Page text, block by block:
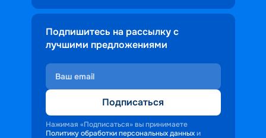
Подпишитесь на рассылку с
лучшими предложениями
Подписаться
Нажимая «Подписаться» вы принимаете
Политику обработки персональных данных и